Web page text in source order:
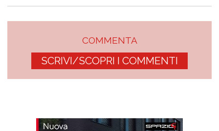
COMMENTA
SCRIVI/SCOPRI I COMMENTI